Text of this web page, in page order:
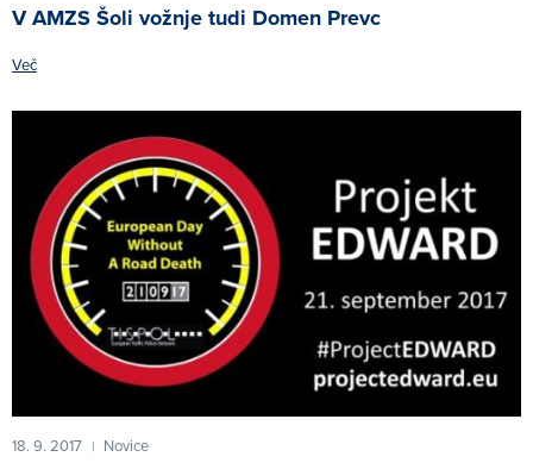
V AMZS Šoli vožnje tudi Domen Prevc
Več
18. 9. 2017 | Novice